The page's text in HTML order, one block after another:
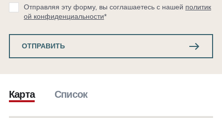
Отправляя эту форму, вы соглашаетесь с нашей политик
ой конфиденциальности*
ОТПРАВИТЬ
Карта Список